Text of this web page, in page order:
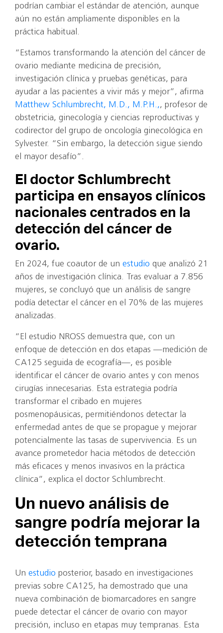
podrían cambiar el estándar de atención, aunque
aún no están ampliamente disponibles en la
práctica habitual.
“Estamos transformando la atención del cáncer de
ovario mediante medicina de precisión,
investigación clínica y pruebas genéticas, para
ayudar a las pacientes a vivir más y mejor”, afirma
Matthew Schlumbrecht, M.D., M.P.H.,, profesor de
obstetricia, ginecología y ciencias reproductivas y
codirector del grupo de oncología ginecológica en
Sylvester. “Sin embargo, la detección sigue siendo
el mayor desafío”.
El doctor Schlumbrecht
participa en ensayos clínicos
nacionales centrados en la
detección del cáncer de
ovario.
En 2024, fue coautor de un estudio que analizó 21
años de investigación clínica. Tras evaluar a 7.856
mujeres, se concluyó que un análisis de sangre
podía detectar el cáncer en el 70% de las mujeres
analizadas.
“El estudio NROSS demuestra que, con un
enfoque de detección en dos etapas —medición de
CA125 seguida de ecografía—, es posible
identificar el cáncer de ovario antes y con menos
cirugías innecesarias. Esta estrategia podría
transformar el cribado en mujeres
posmenopáusicas, permitiéndonos detectar la
enfermedad antes de que se propague y mejorar
potencialmente las tasas de supervivencia. Es un
avance prometedor hacia métodos de detección
más eficaces y menos invasivos en la práctica
clínica”, explica el doctor Schlumbrecht.
Un nuevo análisis de
sangre podría mejorar la
detección temprana
Un estudio posterior, basado en investigaciones
previas sobre CA125, ha demostrado que una
nueva combinación de biomarcadores en sangre
puede detectar el cáncer de ovario con mayor
precisión, incluso en etapas muy tempranas. Esta